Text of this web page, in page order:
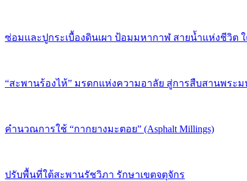
ซ่อมและปูกระเบื้องดินเผา ป้อมมหากาฬ สายน้ำแห่งชีวิต
“สะพานร้องไห้” มรดกแห่งความอาลัย สู่การสืบสานพระ
คำนวณการใช้ “กากยางมะตอย” (Asphalt Millings)
ปรับพื้นที่ใต้สะพานรัชวิภา รักษาเขตจตุจักร